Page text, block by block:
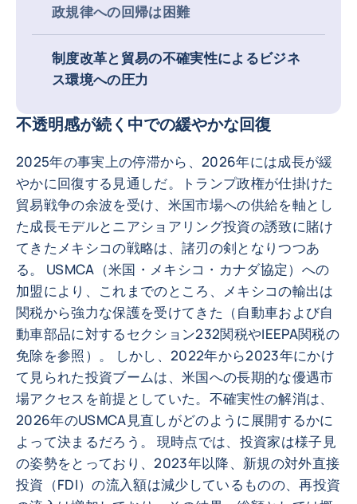
政規律への回帰は困難
制度改革と貿易の不確実性によるビジネ
ス環境への圧力
不透明感が続く中での緩やかな回復
2025年の事実上の停滞から、2026年には成長が緩
やかに回復する見通しだ。トランプ政権が仕掛けた
貿易戦争の余波を受け、米国市場への供給を軸とし
た成長モデルとニアショアリング投資の誘致に賭け
てきたメキシコの戦略は、諸刃の剣となりつつあ
る。 USMCA（米国・メキシコ・カナダ協定）への
加盟により、これまでのところ、メキシコの輸出は
関税から強力な保護を受けてきた（自動車および自
動車部品に対するセクション232関税やIEEPA関税の
免除を参照）。 しかし、2022年から2023年にかけ
て見られた投資ブームは、米国への長期的な優遇市
場アクセスを前提としていた。不確実性の解消は、
2026年のUSMCA見直しがどのように展開するかに
よって決まるだろう。 現時点では、投資家は様子見
の姿勢をとっており、2023年以降、新規の対外直接
投資（FDI）の流入額は減少しているものの、再投資